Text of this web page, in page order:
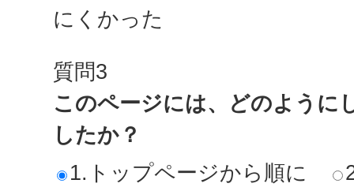
にくかった
質問3
このページには、どのように
したか？
1.トップページから順に